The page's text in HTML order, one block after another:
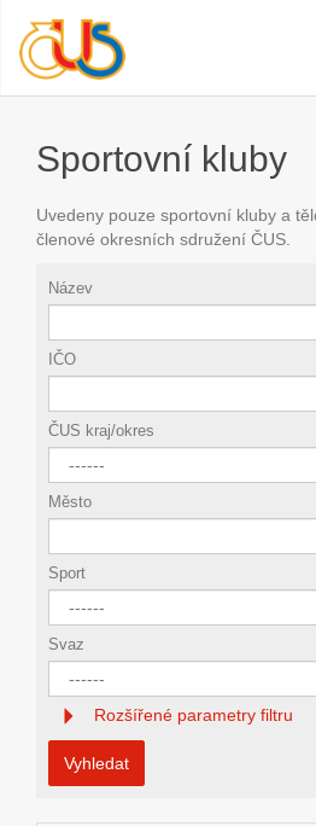
Sportovní kluby
Uvedeny pouze sportovní kluby a
členové okresních sdružení ČUS.
Název
IČO
ČUS kraj/okres
Město
Sport
Svaz
Rozšířené parametry filtru
Vyhledat